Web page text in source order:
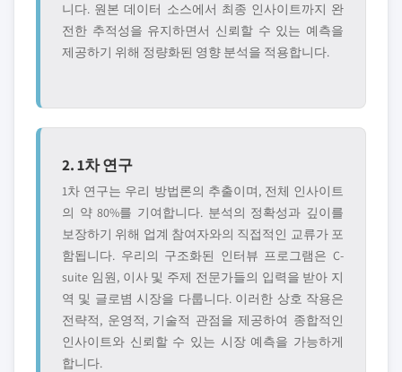
니다. 원본 데이터 소스에서 최종 인사이트까지 완
전한 추적성을 유지하면서 신뢰할 수 있는 예측을
제공하기 위해 정량화된 영향 분석을 적용합니다.
2. 1차 연구
1차 연구는 우리 방법론의 추출이며, 전체 인사이트
의 약 80%를 기여합니다. 분석의 정확성과 깊이를
보장하기 위해 업계 참여자와의 직접적인 교류가 포
함됩니다. 우리의 구조화된 인터뷰 프로그램은 C-
suite 임원, 이사 및 주제 전문가들의 입력을 받아 지
역 및 글로볌 시장을 다룹니다. 이러한 상호 작용은
전략적, 운영적, 기술적 관점을 제공하여 종합적인
인사이트와 신뢰할 수 있는 시장 예측을 가능하게
합니다.